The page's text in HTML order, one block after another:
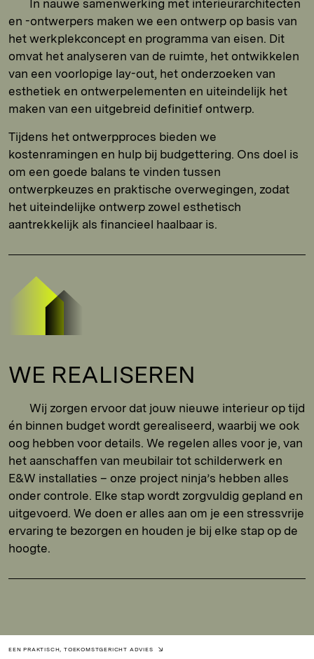
In nauwe samenwerking met interieurarchitecten
en -ontwerpers maken we een ontwerp op basis van
het werkplekconcept en programma van eisen. Dit
omvat het analyseren van de ruimte, het ontwikkelen
van een voorlopige lay-out, het onderzoeken van
esthetiek en ontwerpelementen en uiteindelijk het
maken van een uitgebreid definitief ontwerp.
Tijdens het ontwerpproces bieden we
kostenramingen en hulp bij budgettering. Ons doel is
om een goede balans te vinden tussen
ontwerpkeuzes en praktische overwegingen, zodat
het uiteindelijke ontwerp zowel esthetisch
aantrekkelijk als financieel haalbaar is.
WE REALISEREN
Wij zorgen ervoor dat jouw nieuwe interieur op tijd
én binnen budget wordt gerealiseerd, waarbij we ook
oog hebben voor details. We regelen alles voor je, van
het aanschaffen van meubilair tot schilderwerk en
E&W installaties – onze project ninja’s hebben alles
onder controle. Elke stap wordt zorgvuldig gepland en
uitgevoerd. We doen er alles aan om je een stressvrije
ervaring te bezorgen en houden je bij elke stap op de
hoogte.
EEN PRAKTISCH, TOEKOMSTGERICHT ADVIES